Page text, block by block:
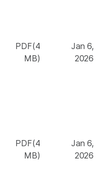
PDF(4
MB)
Jan 6,
2026
PDF(4
MB)
Jan 6,
2026